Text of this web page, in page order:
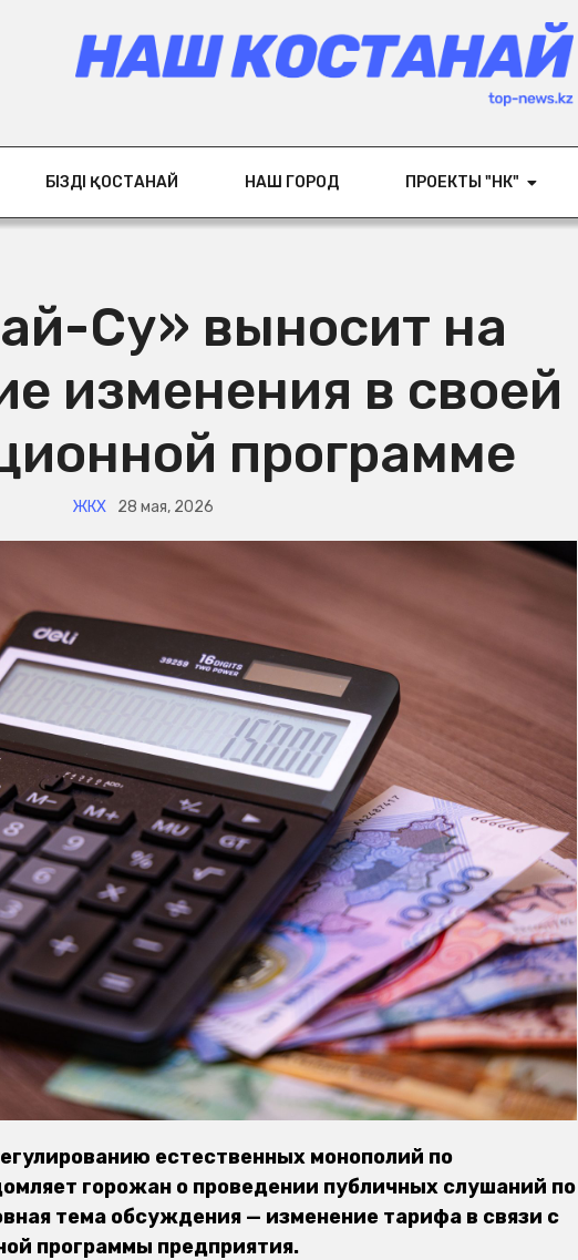
БІЗДІҢ ҚОСТАНАЙ НАШ ГОРОД ПРОЕКТЫ "НК"
Су» выносит на
изменения в своей
программе
ЖКХ 28 мая, 2026
естественных монополий по
горожан о проведении публичных слушаний по
тема обсуждения — изменение тарифа в связи с
программы предприятия.